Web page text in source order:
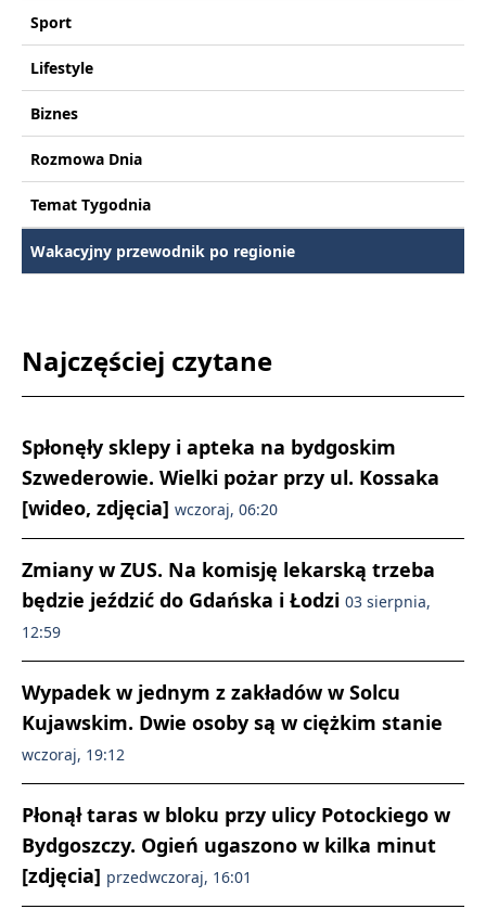
Sport
Lifestyle
Biznes
Rozmowa Dnia
Temat Tygodnia
Wakacyjny przewodnik po regionie
Najczęściej czytane
Spłonęły sklepy i apteka na bydgoskim
Szwederowie. Wielki pożar przy ul. Kossaka
[wideo, zdjęcia] wczoraj, 06:20
Zmiany w ZUS. Na komisję lekarską trzeba
będzie jeździć do Gdańska i Łodzi 03 sierpnia,
12:59
Wypadek w jednym z zakładów w Solcu
Kujawskim. Dwie osoby są w ciężkim stanie
wczoraj, 19:12
Płonął taras w bloku przy ulicy Potockiego w
Bydgoszczy. Ogień ugaszono w kilka minut
[zdjęcia] przedwczoraj, 16:01